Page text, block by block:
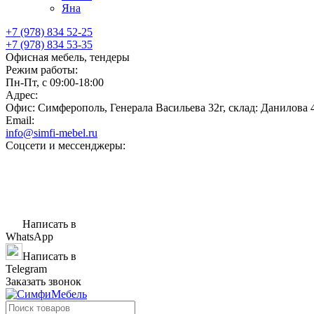
Яна
+7 (978) 834 52-25
+7 (978) 834 53-35
Офисная мебель, тендеры
Режим работы:
Пн-Пт, с 09:00-18:00
Адрес:
Офис: Симферополь, Генерала Васильева 32г, склад: Данилова
Email:
info@simfi-mebel.ru
Соцсети и мессенджеры:
Написать в
WhatsApp
Написать в
Telegram
Заказать звонок